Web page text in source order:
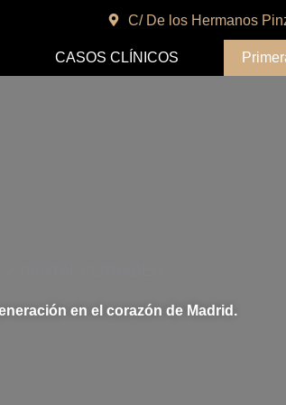
C/ De los Hermanos
CASOS CLÍNICOS
DENTAL BERNABÉU
en el corazón de Madrid.